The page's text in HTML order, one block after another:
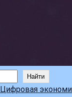
Найти
Цифровая